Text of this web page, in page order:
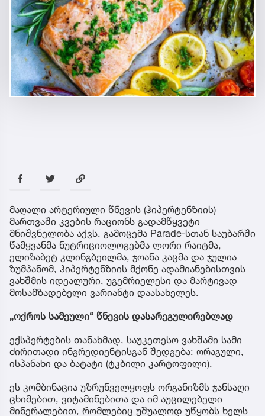
მაღალი არტერიული წნევის (ჰიპერტენზიის)
მართვაში კვების რაციონს გადამწყვეტი
მნიშვნელობა აქვს. გამოცემა Parade-სთან საუბარში
წამყვანმა ნუტრიციოლოგებმა ლორი რაიტმა,
ელიზაბეტ კლინგბეილმა, ჯოანა კაცმა და ჯულია
ზუმპანომ, ჰიპერტენზიის მქონე ადამიანებისთვის
ვახშმის იდეალური, უგემრიელესი და მარტივად
მოსამზადებელი ვარიანტი დაასახელეს.
„ოქროს სამეული“ წნევის დასარეგულირებლად
ექსპერტების თანახმად, საუკეთესო ვახშამი სამი
ძირითადი ინგრედიენტისგან შედგება: ორაგული,
ისპანახი და ბატატი (ტკბილი კარტოფილი).
ეს კომბინაცია უზრუნველყოფს ორგანიზმს ჯანსაღი
ცხიმებით, ვიტამინებითა და იმ აუცილებელი
მინერალებით, რომლებიც უშუალოდ უწყობს ხელს